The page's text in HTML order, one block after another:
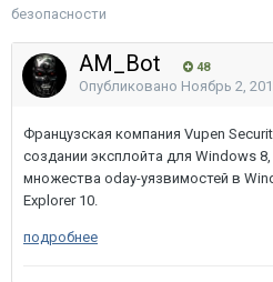
безопасности
AM_Bot 48
Опубликовано Ноябрь 2,
Французская компания Vupen
создании эксплойта для Windows
множества oday-уязвимостей в
Explorer 10.
подробнее